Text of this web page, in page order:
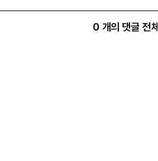
0 개의 댓글 전